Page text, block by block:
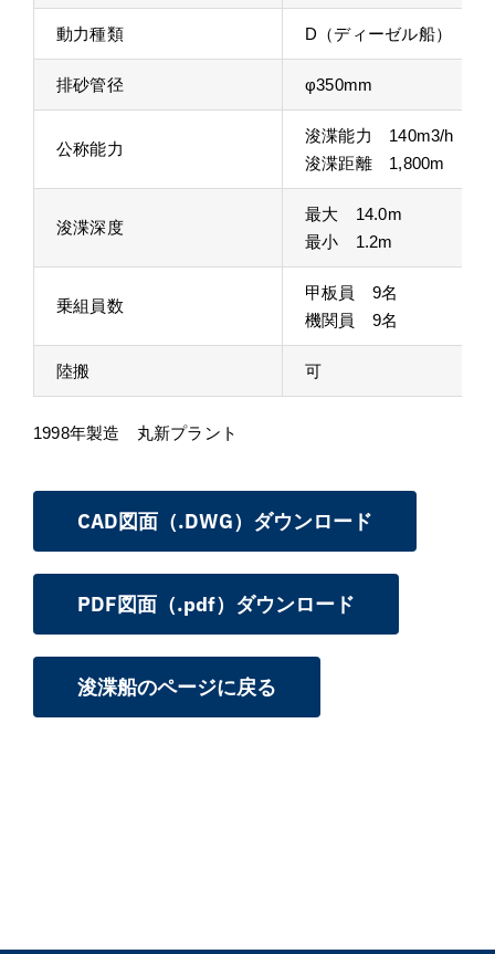
動力種類 D（ディーゼル船）
排砂管径 φ350mm
公称能力
浚渫能力 140m3/h
浚渫距離 1,800m
浚渫深度
最大 14.0m
最小 1.2m
乗組員数
甲板員 9名
機関員 9名
陸搬 可
1998年製造 丸新プラント
CAD図面（.DWG）ダウンロード
PDF図面（.pdf）ダウンロード
浚渫船のページに戻る